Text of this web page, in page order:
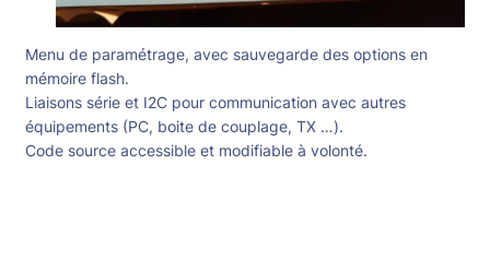
Menu de paramétrage, avec sauvegarde des options en
mémoire flash.
Liaisons série et I2C pour communication avec autres
équipements (PC, boite de couplage, TX …).
Code source accessible et modifiable à volonté.